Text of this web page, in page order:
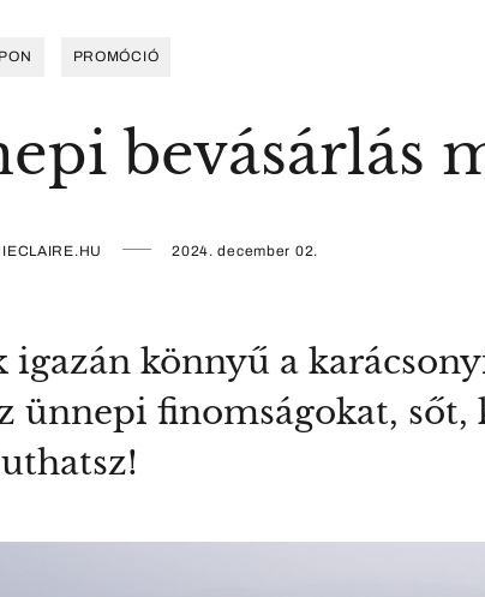
PROMÓCIÓ
bevásárlás
2024. december 02.
igazán könnyű a
ünnepi finomságokat,